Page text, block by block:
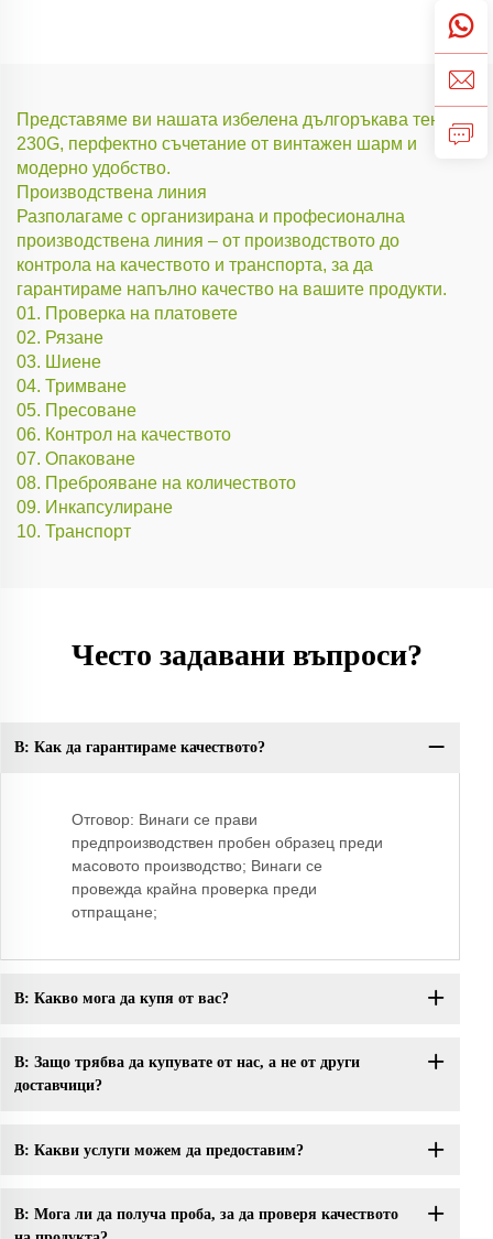
Представяме ви нашата избелена дългоръкава тениска
230G, перфектно съчетание от винтажен шарм и
модерно удобство.
Производствена линия
Разполагаме с организирана и професионална
производствена линия – от производството до
контрола на качеството и транспорта, за да
гарантираме напълно качество на вашите продукти.
01. Проверка на платовете
02. Рязане
03. Шиене
04. Тримване
05. Пресоване
06. Контрол на качеството
07. Опаковане
08. Преброяване на количеството
09. Инкапсулиране
10. Транспорт
Често задавани въпроси?
В: Как да гарантираме качеството?
Отговор: Винаги се прави
предпроизводствен пробен образец преди
масовото производство; Винаги се
провежда крайна проверка преди
отпращане;
В: Какво мога да купя от вас?
В: Защо трябва да купувате от нас, а не от други
доставчици?
В: Какви услуги можем да предоставим?
В: Мога ли да получа проба, за да проверя качеството